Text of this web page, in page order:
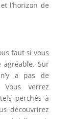
l’horizon de
faut si vous
agréable. Sur
a pas de
Vous verrez
perchés à
découvrirez